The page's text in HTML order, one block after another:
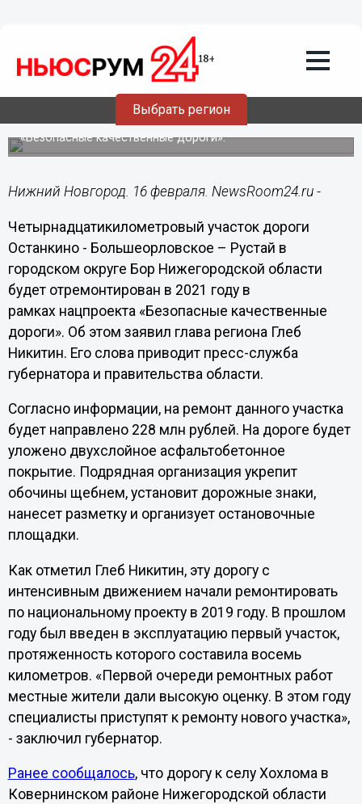
Выбрать регион
16.02.202111:17
Участок дороги Останкино - Рустай на
Бору отремонтируют за 228 млн рублей
Работы будут проводиться в рамках нацпроекта
«Безопасные качественные дороги».
Нижний Новгород. 16 февраля. NewsRoom24.ru -
Четырнадцатикилометровый участок дороги
Останкино - Большеорловское – Рустай в
городском округе Бор Нижегородской области
будет отремонтирован в 2021 году в
рамках нацпроекта «Безопасные качественные
дороги». Об этом заявил глава региона Глеб
Никитин. Его слова приводит пресс-служба
губернатора и правительства области.
Согласно информации, на ремонт данного участка
будет направлено 228 млн рублей. На дороге будет
уложено двухслойное асфальтобетонное
покрытие. Подрядная организация укрепит
обочины щебнем, установит дорожные знаки,
нанесет разметку и организует остановочные
площадки.
Как отметил Глеб Никитин, эту дорогу с
интенсивным движением начали ремонтировать
по национальному проекту в 2019 году. В прошлом
году был введен в эксплуатацию первый участок,
протяженность которого составила восемь
километров. «Первой очереди ремонтных работ
местные жители дали высокую оценку. В этом году
специалисты приступят к ремонту нового участка»,
- заключил губернатор.
Ранее сообщалось, что дорогу к селу Хохлома в
Ковернинском районе Нижегородской области